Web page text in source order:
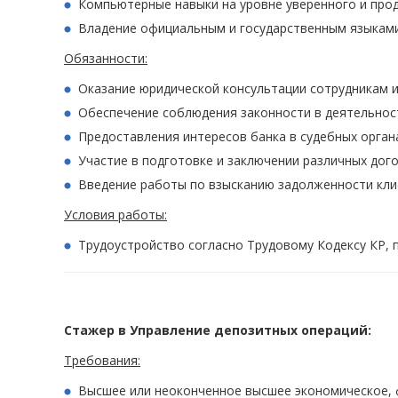
Компьютерные навыки на уровне уверенного и
Владение официальным и государственным
Обязанности:
Оказание юридической консультации
Обеспечение соблюдения законности в
Предоставления интересов банка в судебных
Участие в подготовке и заключении различных
Введение работы по взысканию задолженности
Условия работы:
Трудоустройство согласно Трудовому Кодексу
Стажер в Управление депозитных операций:
Требования:
Высшее или неоконченное высшее экономическое,